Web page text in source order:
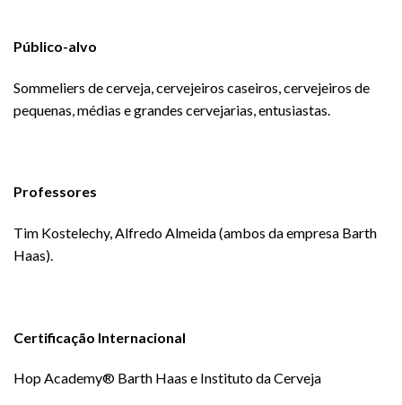
Público-alvo
Sommeliers de cerveja, cervejeiros caseiros, cervejeiros de
pequenas, médias e grandes cervejarias, entusiastas.
Professores
Tim Kostelechy, Alfredo Almeida (ambos da empresa Barth
Haas).
Certificação Internacional
Hop Academy® Barth Haas e Instituto da Cerveja